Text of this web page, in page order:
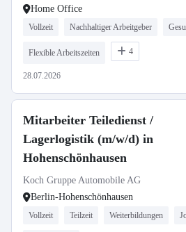
Home Office
Vollzeit Nachhaltiger Arbeitgeber
Flexible Arbeitszeiten 4
28.07.2026
Mitarbeiter Teiledienst /
Lagerlogistik (m/w/d) in
Hohenschönhausen
Koch Gruppe Automobile AG
Berlin-Hohenschönhausen
Vollzeit Teilzeit Weiterbildungen